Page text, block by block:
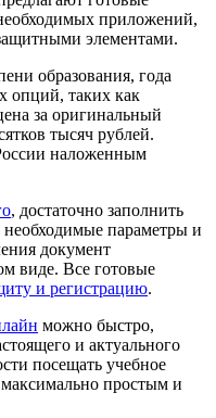
приложений,
элементами.
образования, года
опций, таких как
за оригинальный
тысяч рублей.
наложенным
, достаточно заполнить
необходимые параметры и
документ
виде. Все готовые
и регистрацию.
можно быстро,
и актуального
посещать учебное
максимально простым и